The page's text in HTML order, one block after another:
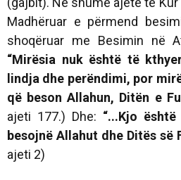
Madhëruar e përmend
shoqëruar me Besimin në
“Mirësia nuk është të
lindja dhe perëndimi, por
që beson Allahun, Ditën e
ajeti 177.) Dhe: “...Kjo
besojnë Allahut dhe Ditës së
ajeti 2)